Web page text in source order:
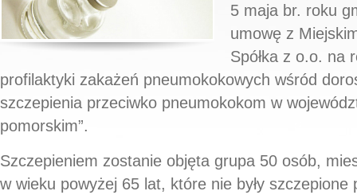
5 maja br. roku
umowę z
Spółka z o.o. na
profilaktyki zakażeń pneumokokowych wśród
szczepienia przeciwko pneumokokom w
pomorskim”.
Szczepieniem zostanie objęta grupa 50 osób,
w wieku powyżej 65 lat, które nie były